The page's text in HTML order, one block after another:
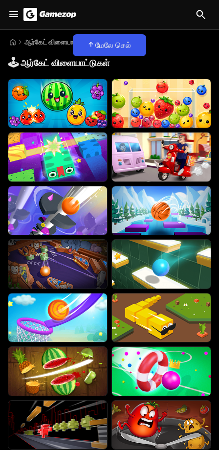
மேலே செல்
ஆர்கேட் விளையாட்டுகள்
🕹️ஆர்கேட் விளையாட்டுகள்